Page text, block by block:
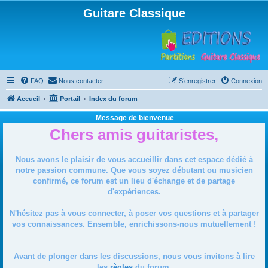
Guitare Classique
FAQ Nous contacter Connexion
S’enregistrer
Accueil Portail Index du forum
Message de bienvenue
Chers amis guitaristes,
Nous avons le plaisir de vous accueillir dans cet espace dédié à
notre passion commune. Que vous soyez débutant ou musicien
confirmé, ce forum est un lieu d'échange et de partage
d'expériences.
N'hésitez pas à vous connecter, à poser vos questions et à partager
vos connaissances. Ensemble, enrichissons-nous mutuellement !
Avant de plonger dans les discussions, nous vous invitons à lire